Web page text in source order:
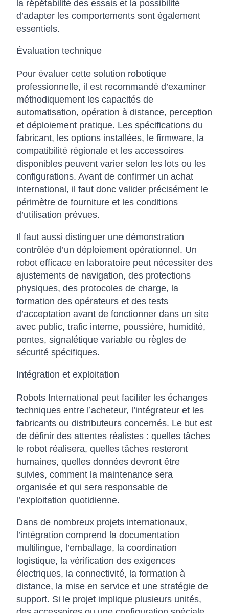
la répétabilité des essais et la possibilité
d’adapter les comportements sont également
essentiels.
Évaluation technique
Pour évaluer cette solution robotique
professionnelle, il est recommandé d’examiner
méthodiquement les capacités de
automatisation, opération à distance, perception
et déploiement pratique. Les spécifications du
fabricant, les options installées, le firmware, la
compatibilité régionale et les accessoires
disponibles peuvent varier selon les lots ou les
configurations. Avant de confirmer un achat
international, il faut donc valider précisément le
périmètre de fourniture et les conditions
d’utilisation prévues.
Il faut aussi distinguer une démonstration
contrôlée d’un déploiement opérationnel. Un
robot efficace en laboratoire peut nécessiter des
ajustements de navigation, des protections
physiques, des protocoles de charge, la
formation des opérateurs et des tests
d’acceptation avant de fonctionner dans un site
avec public, trafic interne, poussière, humidité,
pentes, signalétique variable ou règles de
sécurité spécifiques.
Intégration et exploitation
Robots International peut faciliter les échanges
techniques entre l’acheteur, l’intégrateur et les
fabricants ou distributeurs concernés. Le but est
de définir des attentes réalistes : quelles tâches
le robot réalisera, quelles tâches resteront
humaines, quelles données devront être
suivies, comment la maintenance sera
organisée et qui sera responsable de
l’exploitation quotidienne.
Dans de nombreux projets internationaux,
l’intégration comprend la documentation
multilingue, l’emballage, la coordination
logistique, la vérification des exigences
électriques, la connectivité, la formation à
distance, la mise en service et une stratégie de
support. Si le projet implique plusieurs unités,